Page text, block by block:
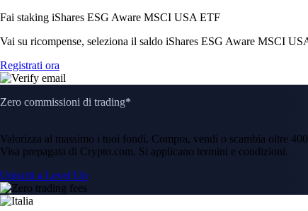
Fai staking iShares ESG Aware MSCI USA ETF
Vai su ricompense, seleziona il saldo iShares ESG Aware MSCI
Registrati ora
Zero commissioni di trading*
Valorizza al massimo i tuoi fondi. Compra, vendi o scambia oltre
Visa prepagata di Crypto.com. Si applicano termini e condizioni.
Unisciti a Level Up